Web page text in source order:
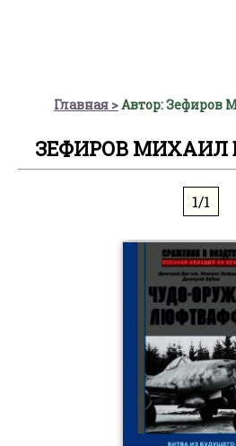
Главная Автор: Зефиров
ЗЕФИРОВ
1/1